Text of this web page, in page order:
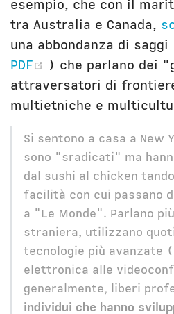
esempio, che con il
tra Australia e Canada,
una abbondanza di saggi
PDF
(opens new
) che parlano dei
attraversatori di
multietniche e
Si sentono a casa a New
sono "sradicati" ma
dal sushi al chicken
facilità con cui passano
a "Le Monde". Parlano
straniera, utilizzano
tecnologie più avanzate
elettronica alle
generalmente, liberi
individui che hanno